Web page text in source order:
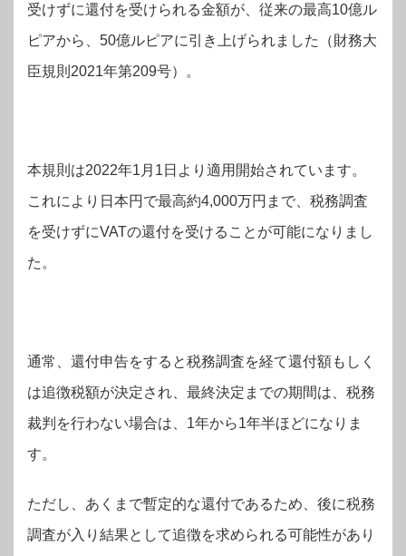
受けずに還付を受けられる金額が、従来の最高10億ル
ピアから、50億ルピアに引き上げられました（財務大
臣規則2021年第209号）。
本規則は2022年1月1日より適用開始されています。
これにより日本円で最高約4,000万円まで、税務調査
を受けずにVATの還付を受けることが可能になりまし
た。
通常、還付申告をすると税務調査を経て還付額もしく
は追徴税額が決定され、最終決定までの期間は、税務
裁判を行わない場合は、1年から1年半ほどになりま
す。
ただし、あくまで暫定的な還付であるため、後に税務
調査が入り結果として追徴を求められる可能性があり